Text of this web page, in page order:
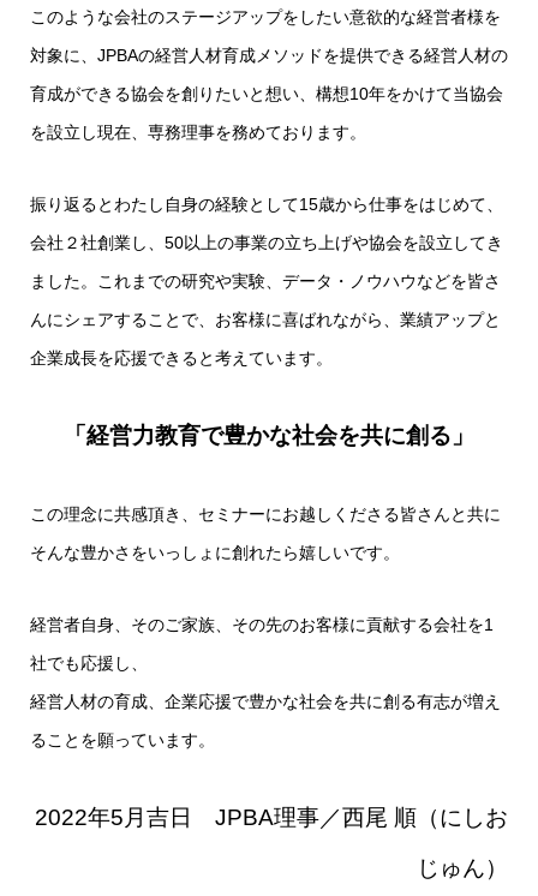
このような会社のステージアップをしたい意欲的な経営者様を
対象に、JPBAの経営人材育成メソッドを提供できる経営人材の
育成ができる協会を創りたいと想い、構想10年をかけて当協会
を設立し現在、専務理事を務めております。
振り返るとわたし自身の経験として15歳から仕事をはじめて、
会社２社創業し、50以上の事業の立ち上げや協会を設立してき
ました。これまでの研究や実験、データ・ノウハウなどを皆さ
んにシェアすることで、お客様に喜ばれながら、業績アップと
企業成長を応援できると考えています。
「経営力教育で豊かな社会を共に創る」
この理念に共感頂き、セミナーにお越しくださる皆さんと共に
そんな豊かさをいっしょに創れたら嬉しいです。
経営者自身、そのご家族、その先のお客様に貢献する会社を1
社でも応援し、
経営人材の育成、企業応援で豊かな社会を共に創る有志が増え
ることを願っています。
2022年5月吉日 JPBA理事／西尾 順（にしお
じゅん）